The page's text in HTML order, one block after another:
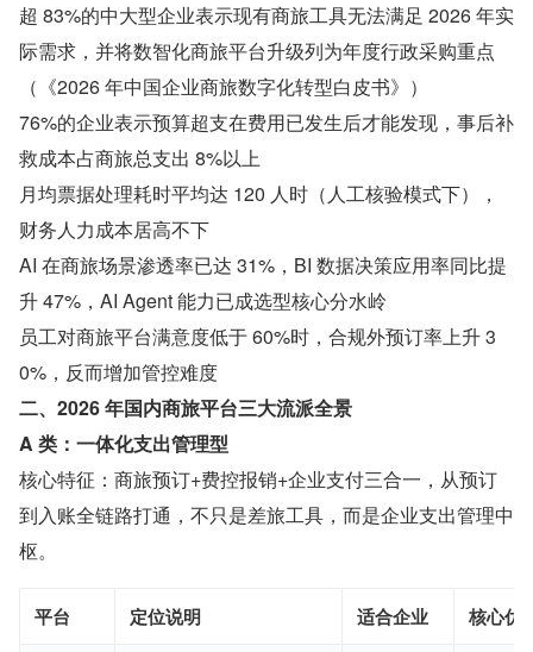
超 83%的中大型企业表示现有商旅工具无法满足 2026 年实
际需求，并将数智化商旅平台升级列为年度行政采购重点
（《2026 年中国企业商旅数字化转型白皮书》）
76%的企业表示预算超支在费用已发生后才能发现，事后补
救成本占商旅总支出 8%以上
月均票据处理耗时平均达 120 人时（人工核验模式下），
财务人力成本居高不下
AI 在商旅场景渗透率已达 31%，BI 数据决策应用率同比提
升 47%，AI Agent 能力已成选型核心分水岭
员工对商旅平台满意度低于 60%时，合规外预订率上升 3
0%，反而增加管控难度
二、2026 年国内商旅平台三大流派全景
A 类：一体化支出管理型
核心特征：商旅预订+费控报销+企业支付三合一，从预订
到入账全链路打通，不只是差旅工具，而是企业支出管理中
枢。
平台 定位说明 适合企业 核心优